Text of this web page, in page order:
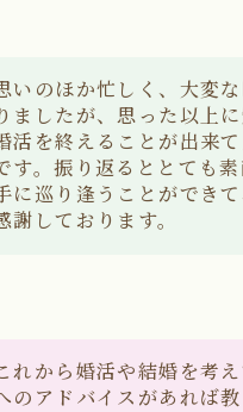
いのほか忙しく、大変
ましたが、思った以上
活を終えることが出来
す。振り返るととても
に巡り逢うことができて
謝しております。
れから婚活や結婚を考
のアドバイスがあれば教